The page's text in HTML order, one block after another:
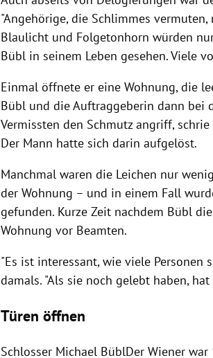
"Angehörige, die Schlimmes
Blaulicht und Folgetonhorn würden
Bübl in seinem Leben gesehen. Viele
Einmal öffnete er eine Wohnung, die
Bübl und die Auftraggeberin dann bei
Vermissten den Schmutz angriff,
Der Mann hatte sich darin aufgelöst.
Manchmal waren die Leichen nur
der Wohnung – und in einem Fall
gefunden. Kurze Zeit nachdem Bübl
Wohnung vor Beamten.
"Es ist interessant, wie viele Personen
damals. "Als sie noch gelebt haben,
Türen öffnen
Schlosser Michael BüblDer Wiener